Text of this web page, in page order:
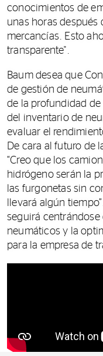
conocimientos de
unas horas después
mercancías. Esto
transparente".
Baum desea que
de gestión de
de la profundidad
del inventario de
evaluar el
De cara al futuro de
“Creo que los
hidrógeno serán la
las furgonetas sin
llevará algún
seguirá
neumáticos y la
para la empresa de